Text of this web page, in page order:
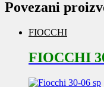
Povezani
FIOCCHI
FIOCCHI